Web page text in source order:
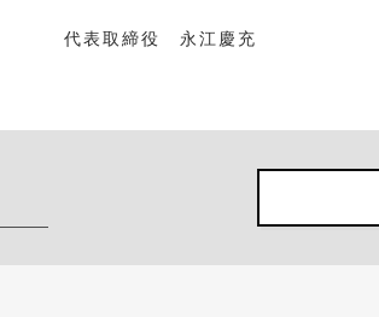
代表取締役 永江慶充